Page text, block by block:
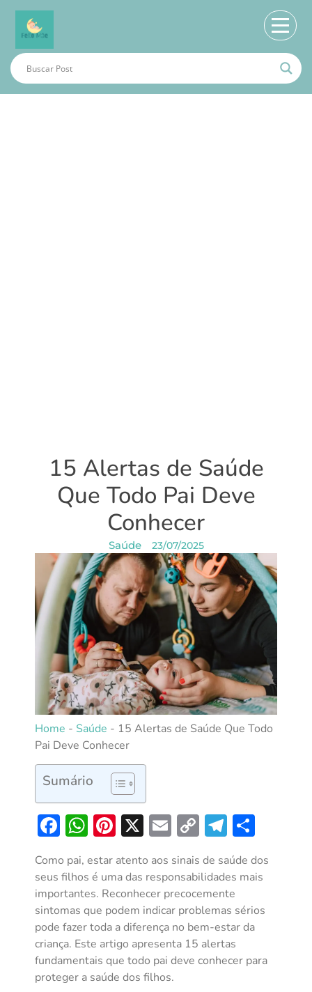
15 Alertas de Saúde
Que Todo Pai Deve
Conhecer
Saúde 23/07/2025
Home - Saúde - 15 Alertas de Saúde Que Todo
Pai Deve Conhecer
Sumário
Facebook
WhatsApp
Pinterest
X EmailCopy
Link
Como pai, estar atento aos sinais de saúde dos
seus filhos é uma das responsabilidades mais
importantes. Reconhecer precocemente
sintomas que podem indicar problemas sérios
pode fazer toda a diferença no bem-estar da
criança. Este artigo apresenta 15 alertas
fundamentais que todo pai deve conhecer para
proteger a saúde dos filhos.